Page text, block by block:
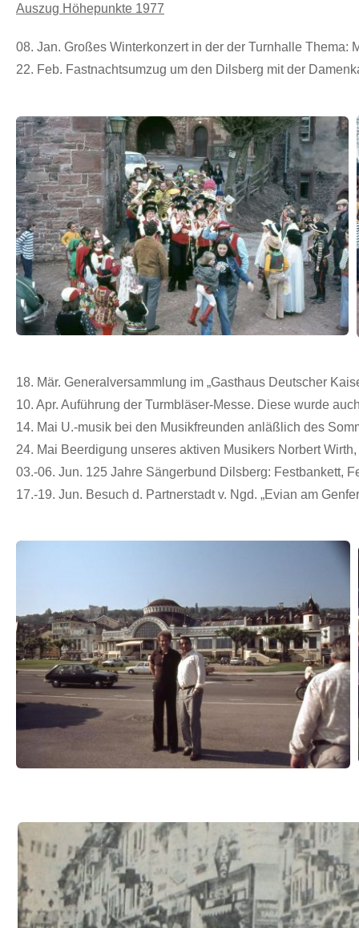
Auszug Höhepunkte 1977
08. Jan. Großes Winterkonzert in der der Turnhalle Thema:
22. Feb. Fastnachtsumzug um den Dilsberg mit der
18. Mär. Generalversammlung im „Gasthaus Deutscher
10. Apr. Auführung der Turmbläser-Messe. Diese wurde
14. Mai U.-musik bei den Musikfreunden anläßlich des
24. Mai Beerdigung unseres aktiven Musikers Norbert
03.-06. Jun. 125 Jahre Sängerbund Dilsberg: Festbankett,
17.-19. Jun. Besuch d. Partnerstadt v. Ngd. „Evian am